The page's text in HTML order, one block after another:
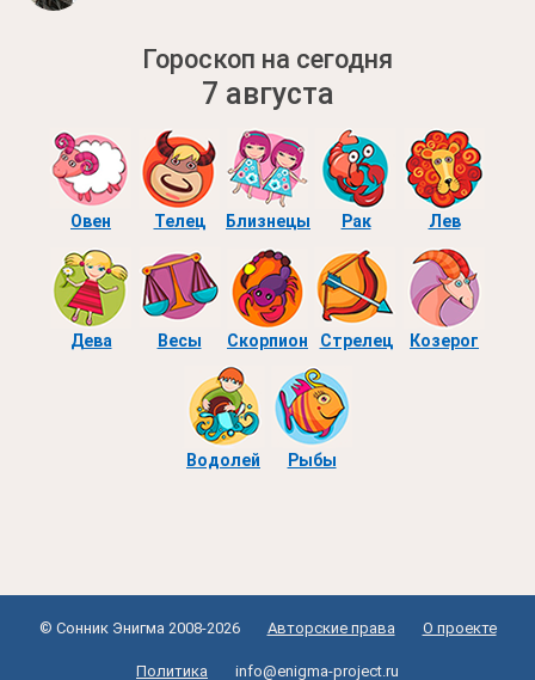
Гороскоп на сегодня
7 августа
Овен Телец Близнецы Рак Лев
Дева Весы Скорпион Стрелец Козерог
Водолей Рыбы
© Сонник Энигма 2008-2026 Авторские права О проекте
Политика info@enigma-project.ru